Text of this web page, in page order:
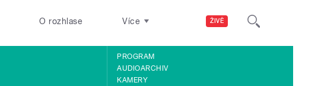
ŽIVĚ
O rozhlase Více
PROGRAM
AUDIOARCHIV
KAMERY